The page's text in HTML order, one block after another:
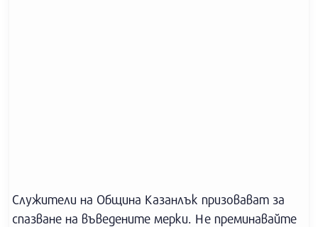
Служители на Община Казанлък призовават за
спазване на въведените мерки. Не преминавайте